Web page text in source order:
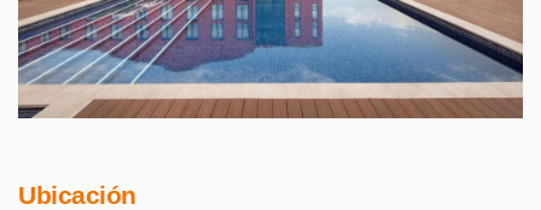
Ubicación